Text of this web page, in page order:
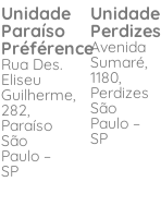
Unidade
Paraíso
Préférence
Rua Des.
Eliseu
Guilherme,
282,
Paraíso
São
Paulo –
SP
Unidade
Perdizes
Avenida
Sumaré,
1180,
Perdizes
São
Paulo –
SP